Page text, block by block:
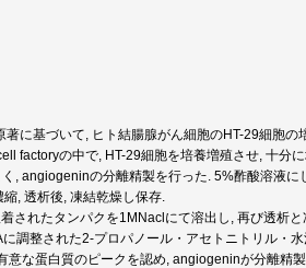
に基づいて, ヒト結腸腺がん細胞のHT-29細胞
factoryの中で, HT-29細胞を培養増殖させ, 十分
, angiogeninの分離精製を行った. 5%酢酸溶液
, 透析後, 凍結乾燥し保存.
されたタンパクを1MNaclにて溶出し, 再び透析
調整された2-プロパノール・アセトニトリル・
意な蛋白質のピークを認め, angiogeninが分離精